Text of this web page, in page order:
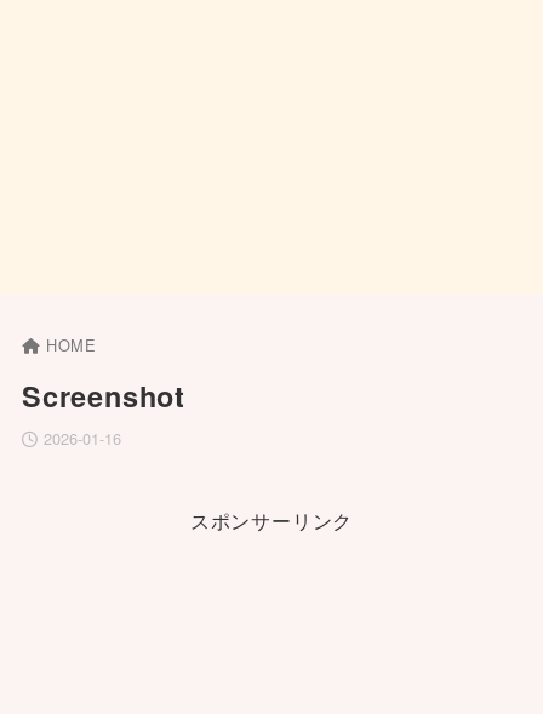
HOME
Screenshot
2026-01-16
スポンサーリンク